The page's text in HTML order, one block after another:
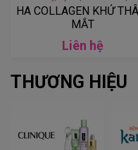
HA COLLAGEN KHỬ
MẮT
Liên hệ
THƯƠNG HIỆU